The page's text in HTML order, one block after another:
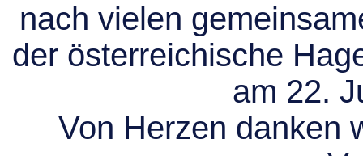
nach vielen
der österreichische
am 22.
Von Herzen danken